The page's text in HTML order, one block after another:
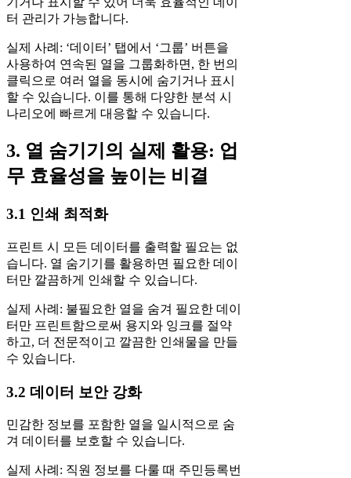
터 관리가 가능합니다.
실제 사례: ‘데이터’ 탭에서 ‘그룹’ 버튼을
사용하여 연속된 열을 그룹화하면, 한 번의
클릭으로 여러 열을 동시에 숨기거나 표시
할 수 있습니다. 이를 통해 다양한 분석 시
나리오에 빠르게 대응할 수 있습니다.
3. 열 숨기기의 실제 활용: 업
무 효율성을 높이는 비결
3.1 인쇄 최적화
프린트 시 모든 데이터를 출력할 필요는 없
습니다. 열 숨기기를 활용하면 필요한 데이
터만 깔끔하게 인쇄할 수 있습니다.
실제 사례: 불필요한 열을 숨겨 필요한 데이
터만 프린트함으로써 용지와 잉크를 절약
하고, 더 전문적이고 깔끔한 인쇄물을 만들
수 있습니다.
3.2 데이터 보안 강화
민감한 정보를 포함한 열을 일시적으로 숨
겨 데이터를 보호할 수 있습니다.
실제 사례: 직원 정보를 다룰 때 주민등록번